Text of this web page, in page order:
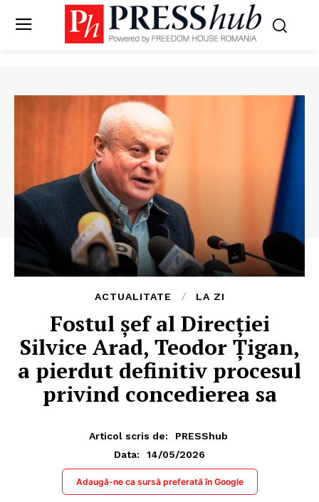
ACTUALITATE LA ZI
Fostul şef al Direcţiei
Silvice Arad, Teodor Ţigan,
a pierdut definitiv procesul
privind concedierea sa
Articol scris de:
PRESShub
Data:
14/05/2026
Adaugă-ne ca sursă preferată în Google